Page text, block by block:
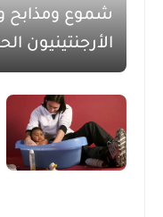
شموع ومذابح
الأرجنتينيون